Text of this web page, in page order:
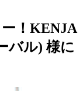
！KENJA
バル) 様に